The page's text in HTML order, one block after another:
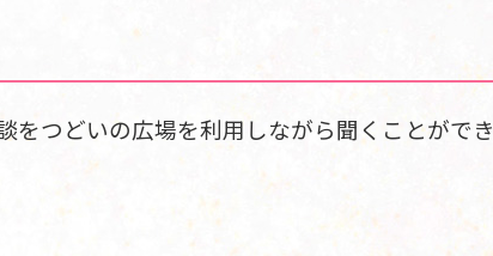
つどいの広場を利用しながら聞くことができ